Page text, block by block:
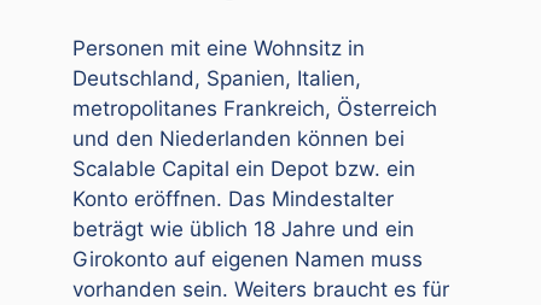
Personen mit eine Wohnsitz in
Deutschland, Spanien, Italien,
metropolitanes Frankreich, Österreich
und den Niederlanden können bei
Scalable Capital ein Depot bzw. ein
Konto eröffnen. Das Mindestalter
beträgt wie üblich 18 Jahre und ein
Girokonto auf eigenen Namen muss
vorhanden sein. Weiters braucht es für